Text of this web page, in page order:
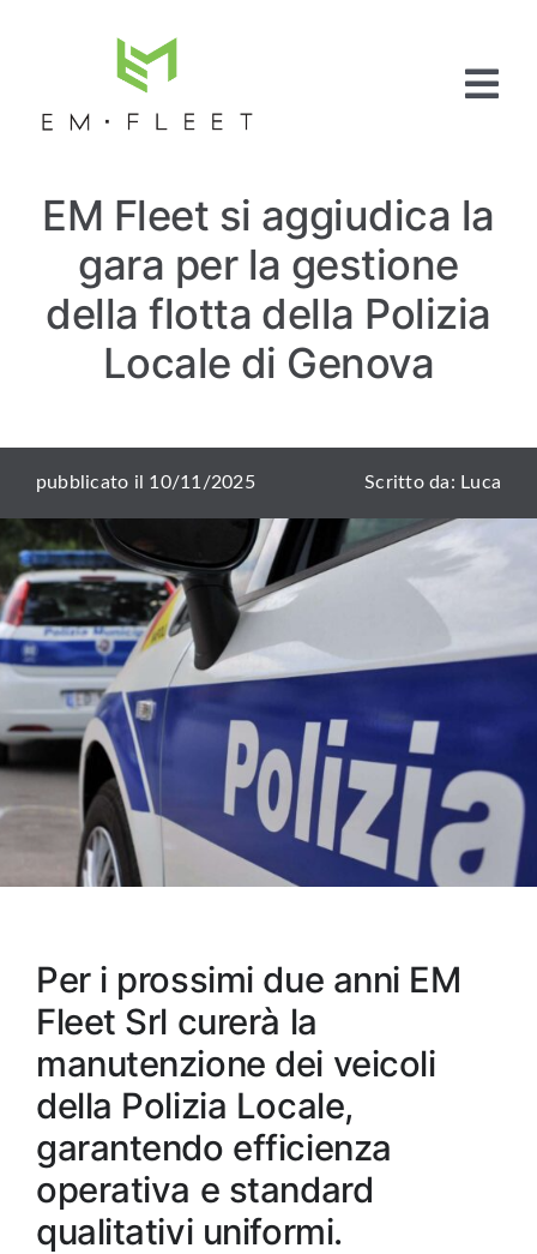
Fleet
Management
Full Service
Pneumatici
Articoli e News
Contattaci
EM Fleet si aggiudica la
gara per la gestione
della flotta della Polizia
Locale di Genova
pubblicato il 10/11/2025 Scritto da: Luca
Per i prossimi due anni EM
Fleet Srl curerà la
manutenzione dei veicoli
della Polizia Locale,
garantendo efficienza
operativa e standard
qualitativi uniformi.